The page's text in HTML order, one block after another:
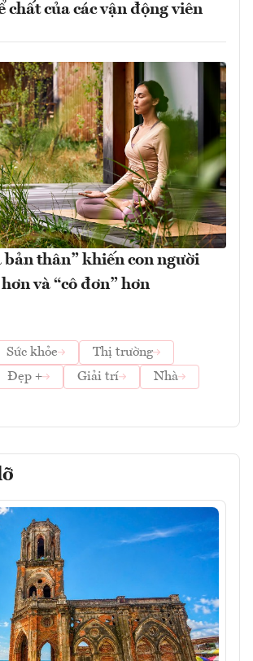
chất của các vận động viên
bản thân” khiến con người
và “cô đơn” hơn
Sức khỏe
Thị trường
Đẹp + Giải trí
Nhà